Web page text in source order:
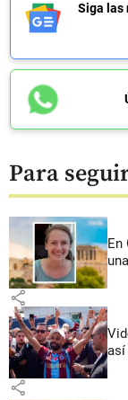
Siga las
Para
En
share
así
share